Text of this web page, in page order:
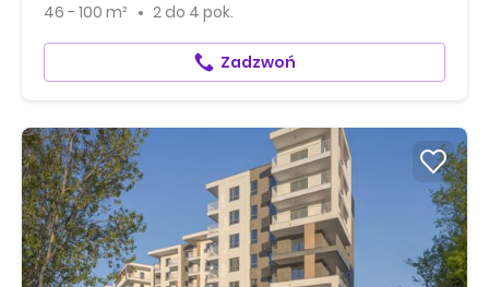
46 - 100 m² 2 do 4 pok.
Zadzwoń